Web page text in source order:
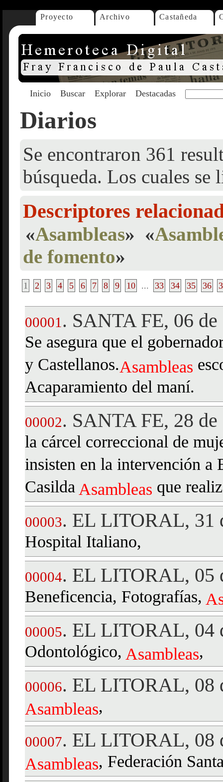
Proyecto Archivo Castañeda
Inicio Buscar Explorar Destacadas
Diarios
Se encontraron 361
búsqueda. Los cuales se
Descriptores
«Asambleas» «
de fomento»
1 2 3 4 5 6 7 8 9 10 ... 33 34 35 36
00001 . SANTA FE, 06
Se asegura que el
y Castellanos.Asambleas
Acaparamiento del maní.
00002. SANTA FE, 28
la cárcel correccional de
insisten en la intervención a
Casilda Asambleas que
00003. EL LITORAL, 31
Hospital Italiano,
00004. EL LITORAL, 05
Beneficencia, Fotografías,
00005. EL LITORAL, 04
Odontológico, Asambleas,
00006. EL LITORAL, 08
Asambleas,
00007. EL LITORAL, 08
Asambleas, Federación